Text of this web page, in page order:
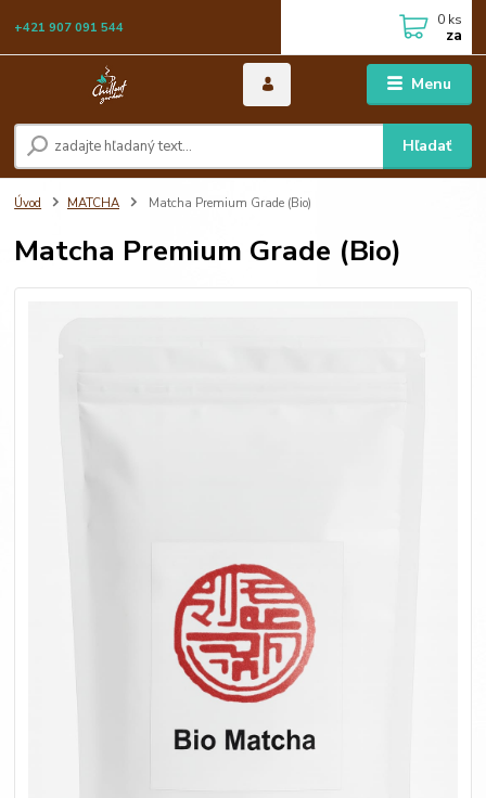
Menu
Hľadať
+421 907 091 544 0 ks
za
Úvod MATCHA Matcha Premium Grade (Bio)
Matcha Premium Grade (Bio)